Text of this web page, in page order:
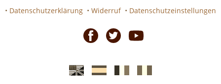
• Datenschutzerklärung • Widerruf • Datenschutzeinstellungen